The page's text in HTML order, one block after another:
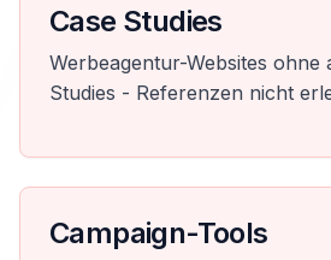
Case Studies
Werbeagentur-Websites ohne
Studies - Referenzen nicht
Campaign-Tools